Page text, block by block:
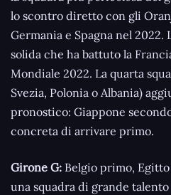
lo scontro diretto con gli
Germania e Spagna nel 2022.
solida che ha battuto la
Mondiale 2022. La quarta
Svezia, Polonia o Albania)
pronostico: Giappone
concreta di arrivare primo.
Girone G: Belgio primo,
una squadra di grande